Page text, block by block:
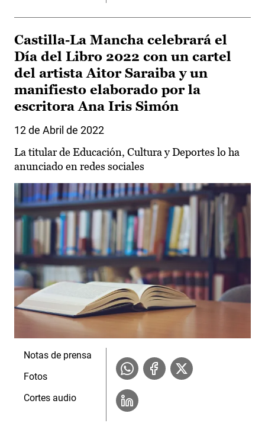
Castilla-La Mancha celebrará el
Día del Libro 2022 con un cartel
del artista Aitor Saraiba y un
manifiesto elaborado por la
escritora Ana Iris Simón
12 de Abril de 2022
La titular de Educación, Cultura y Deportes lo ha
anunciado en redes sociales
Notas de prensa
Fotos
Cortes audio